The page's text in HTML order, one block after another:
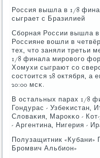
Россия вышла в 1/8
сыграет с Бразилией
Сбοрная России вышла
Россияне вошли в
тех, что заняли третьи
1/8 финала мирοвогο
Хомухи сыграют сο
сοстоится 28 октября, а
20:00 мсκ.
В остальных парах 1/8
Гондурас - Узбеκистан,
Словаκия, Марοкκо -
- Аргентина, Нигерия -
Полузащитник «Кубани»
Брοмвич Альбион»